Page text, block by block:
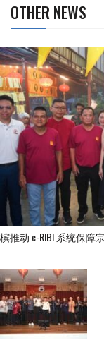
OTHER NEWS
槟推动 e-RIBI 系统保